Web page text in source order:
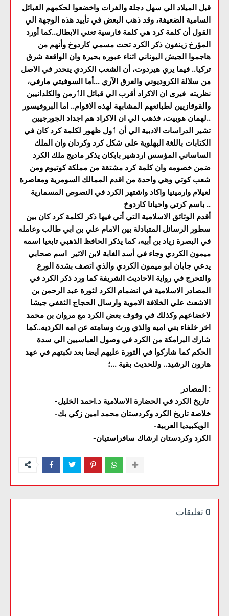
قبل الميلاد الي سهل دجلة والفرات واخضعوا لحكمهم القبائل
السامية الضعيفة،‌ وقد ذهب البعض في تأييد هذه الوجهة الي
القول أن كلمة كرد هي كلمة فارسية تعني الابطال..كما أورد
المؤرخ زينفون ذكر الكرد تحت مسمي كاردوخ وأنهم من
هاجموا الجيش اليوناني اثناء عبوره بحيرة وان الواقعة شرق
تركيا.. فيما يري هيردوت، أن الشعب الكردي ينحدر في الاصل
من سلالة الكروديوني والعرق الآري ...أما السوفيتي مارفي،
نظريته فيری ان الاكراد أقرب الي قبائل الٲرمن والكلدانيين
والقوقازيين لطبائعهم المشابهة لهذه الاقوام.. اما البروفيسور
لهمان هوبيت، فذهب الي ان الاكراد هم اجداد الجورجيين..
تشير الدراسات الادبية الي أن ٲول ظهور لكلمة كرد كان في
الكتابات باللغة البهلوية علی شكل كرد وكردان وان الملك
الساساني المؤسس اردشير بابكان يذكر ماديج ملك الكرد
ضمن خصومه وان كلمة كرد مشتقة من مملكة كوتيوم ومن
شعب كوتي وهي واحدة من اقدم الممالك السومرية ومعاصرة
لعيلام وارمينيا واكاد واشتهر الكرد في النصوص المسمارية
باسم كرتي واحيانا كاردوخ ..
أقدم الوثائق الاسلامية التي أتي فيها ذكر لكلمة كرد كان بين
سطور الرسائل المتبادلة بين الامام علي بن ابي طالب وعامله
في البصرة زياد بن أبيه، كما يذكر الحافظ الذهبي تابعيا اسمه
ميمون الكردي وجاء في أسد الغابة لابن الاثير اسم صحابي
يدعي جابان ابو ميمون الكردي والذي اتصف بشدة الورع
والتحرج في رواية الاحاديث الشريفة كما ورد ذكر الكرد في
المصادر الاسلامية في انضمام الكرد لثورة عبد الرحمن بن
الاشعث علي الخلافة الاموية وارسال الحجاج الثقفي جيشا
لاخضاعهم وكذلك في وقوف بعض الكرد مع مروان بن محمد
اخر خلفاء بني اميه والذي ورث وسامته عن امه الكرديه..كما
شارك البرامكة من الكرد في وصول العباسيين الي سدة
الحكم كما شاركوا في الثورة عليهم ايضا بعد نكبتهم في عهد
هارون الرشيد.. وللحديث بقية ...؛
المصادر :
-تاريخ الكرد في الحضارة الاسلامية د.احمد الخليل
-خلاصة تاريخ الكرد وكردستان محمد امين زكي بك
-الكرد وكردستان ارشاك سافراستيان
0 تعليقات